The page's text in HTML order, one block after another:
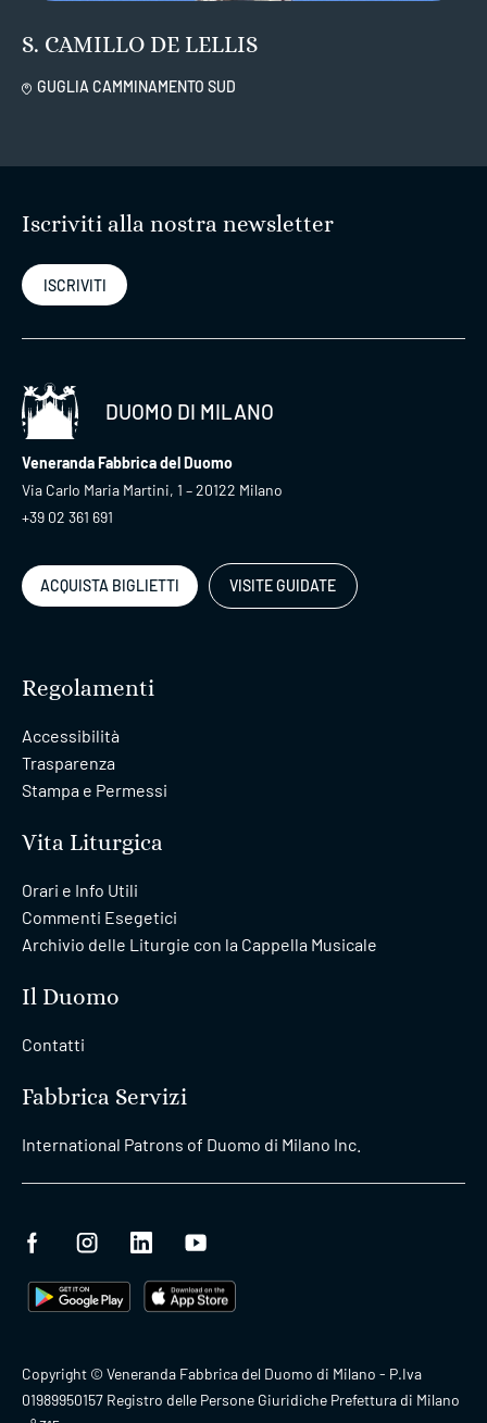
S. CAMILLO DE LELLIS
GUGLIA CAMMINAMENTO SUD
Iscriviti alla nostra newsletter
ISCRIVITI
DUOMO DI MILANO
Veneranda Fabbrica del Duomo
Via Carlo Maria Martini, 1 – 20122 Milano
+39 02 361 691
ACQUISTA BIGLIETTI VISITE GUIDATE
Regolamenti
Accessibilità
Trasparenza
Stampa e Permessi
Vita Liturgica
Orari e Info Utili
Commenti Esegetici
Archivio delle Liturgie con la Cappella Musicale
Il Duomo
Contatti
Fabbrica Servizi
International Patrons of Duomo di Milano Inc.
Copyright © Veneranda Fabbrica del Duomo di Milano - P.Iva
01989950157 Registro delle Persone Giuridiche Prefettura di Milano